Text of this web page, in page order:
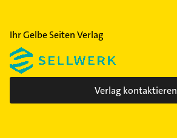
Ihr Gelbe Seiten Verlag
Verlag kontaktieren